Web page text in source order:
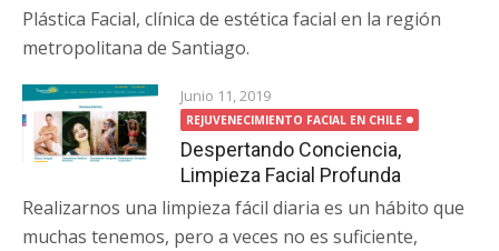
Plástica Facial, clínica de estética facial en la región
metropolitana de Santiago.
Junio 11, 2019
REJUVENECIMIENTO FACIAL EN CHILE
Despertando Conciencia,
Limpieza Facial Profunda
Realizarnos una limpieza fácil diaria es un hábito que
muchas tenemos, pero a veces no es suficiente,